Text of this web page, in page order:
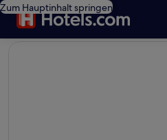
Zum Hauptinhalt springen